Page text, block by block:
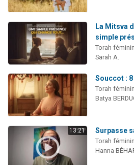
La Mitsva
simple
Torah
Sarah A.
Souccot :
Torah
Batya
13:21 Surpasse
Torah
Hanna